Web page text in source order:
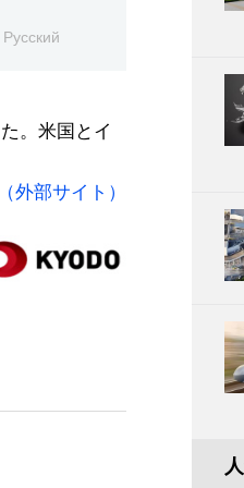
Русский
。米国とイ
外部サイト）